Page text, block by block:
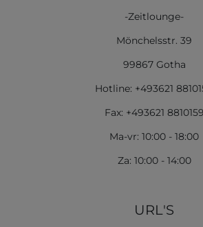
-Zeitlounge-
Mönchelsstr. 39
99867 Gotha
Hotline: +493621
Fax: +493621 8810159
Ma-vr: 10:00 - 18:00
Za: 10:00 - 14:00
URL'S